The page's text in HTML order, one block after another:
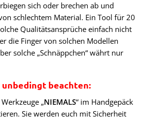
sich oder brechen ab und
schlechtem Material. Ein Tool für 20
Qualitätsansprüche einfach nicht
die Finger von solchen Modellen
solche „Schnäppchen“ währt nur
beachten:
„NIEMALS“ im Handgepäck
Sie werden euch mit Sicherheit